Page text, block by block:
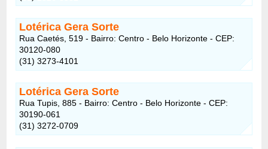
Lotérica Gera Sorte
Rua Caetés, 519 - Bairro: Centro - Belo Horizonte - CEP:
30120-080
(31) 3273-4101
Lotérica Gera Sorte
Rua Tupis, 885 - Bairro: Centro - Belo Horizonte - CEP:
30190-061
(31) 3272-0709